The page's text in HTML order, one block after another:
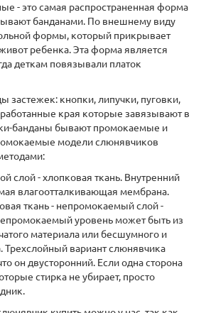
- это самая распространенная форма
банданами. По внешнему виду
формы, который прикрывает
ребенка. Эта форма является
деткам повязывали платок
застежек: кнопки, липучки, пуговки,
края которые завязывают в
банданы бывают промокаемые и
модели слюнявчиков
слой - хлопковая ткань. Внутренний
влагоотталкивающая мембрана.
ткань - непромокаемый слой -
уровень может быть из
материала или бесшумного и
Трехслойный вариант слюнявчика
он двусторонний. Если одна сторона
стирка не убирает, просто